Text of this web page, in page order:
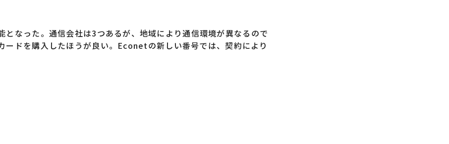
なった。通信会社は3つあるが、地域により通信環境が異なるので
ードを購入したほうが良い。Econetの新しい番号では、契約により